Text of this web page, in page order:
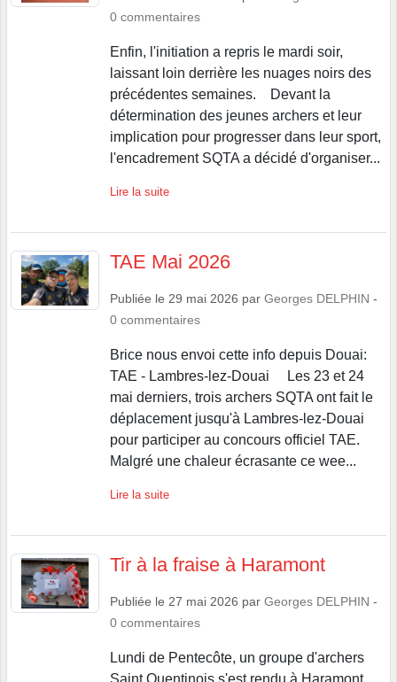
0 commentaires
Enfin, l'initiation a repris le mardi soir,
laissant loin derrière les nuages noirs des
précédentes semaines. Devant la
détermination des jeunes archers et leur
implication pour progresser dans leur sport,
l'encadrement SQTA a décidé d'organiser...
Lire la suite
TAE Mai 2026
Publiée le 29 mai 2026 par Georges DELPHIN -
0 commentaires
Brice nous envoi cette info depuis Douai:
TAE - Lambres-lez-Douai Les 23 et 24
mai derniers, trois archers SQTA ont fait le
déplacement jusqu'à Lambres-lez-Douai
pour participer au concours officiel TAE.
Malgré une chaleur écrasante ce wee...
Lire la suite
Tir à la fraise à Haramont
Publiée le 27 mai 2026 par Georges DELPHIN -
0 commentaires
Lundi de Pentecôte, un groupe d'archers
Saint Quentinois s'est rendu à Haramont